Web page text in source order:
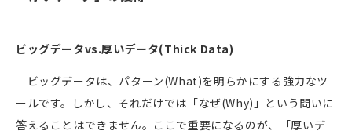
ビッグデータvs.厚いデータ(Thick Data)
ビッグデータは、パターン(What)を明らかにする強力なツ
ールです。しかし、それだけでは「なぜ(Why) 」という問いに
答えることはできません。ここで重要になるのが、「厚いデ